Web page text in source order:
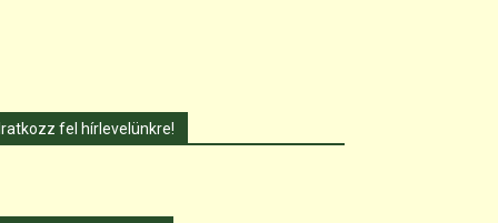
Iratkozz fel hírlevelünkre!